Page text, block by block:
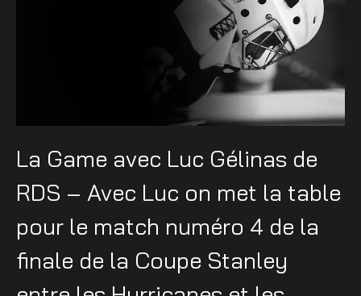
La Game avec Luc Gélinas de
RDS – Avec Luc on met la table
pour le match numéro 4 de la
finale de la Coupe Stanley